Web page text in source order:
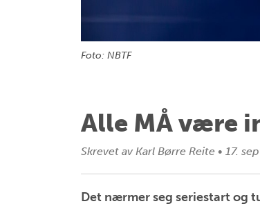
Foto: NBTF
Alle MÅ være
Skrevet av Karl Børre Reite • 17.
Det nærmer seg seriestart og